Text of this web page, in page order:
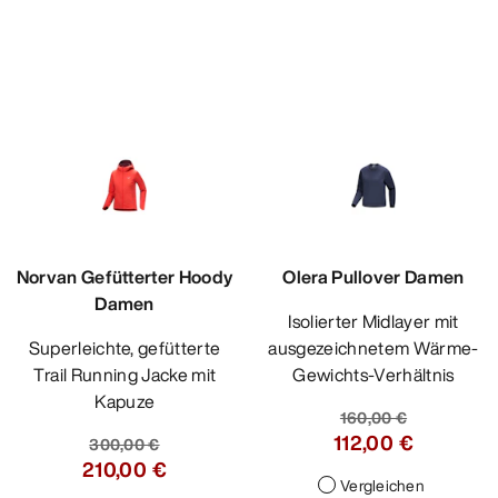
Norvan Gefütterter Hoody
Damen
Superleichte, gefütterte
Trail Running Jacke mit
Kapuze
300,00 €
210,00 €
Olera Pullover Damen
Isolierter Midlayer mit
ausgezeichnetem Wärme-
Gewichts-Verhältnis
160,00 €
112,00 €
Vergleichen